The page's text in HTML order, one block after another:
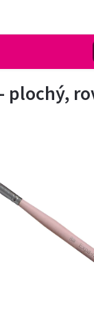
plochý,